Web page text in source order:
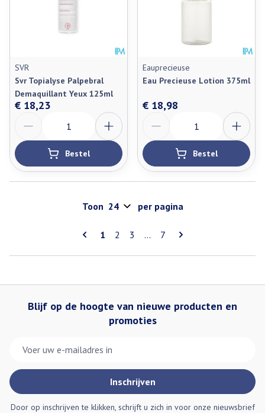
SVR
Svr Topialyse Palpebral
Demaquillant Yeux 125ml
€ 18,23
Bestel
Eauprecieuse
Eau Precieuse Lotion 375ml
€ 18,98
Bestel
Pagina's
U lees momenteel pagina
1 Pagina
2 Pagina
3 ... Pagina
7
Toon per pagina
Blijf op de hoogte van nieuwe producten en
promoties
Inschrijven
Door op inschrijven te klikken, schrijft u zich in voor onze nieuwsbrief